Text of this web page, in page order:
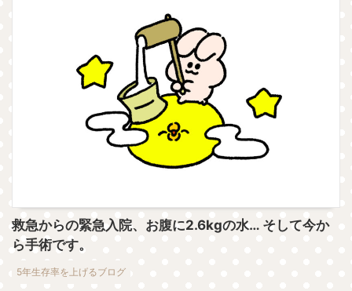
救急からの緊急入院、お腹に2.6kgの水… そして今か
ら手術です。
5年生存率を上げるブログ